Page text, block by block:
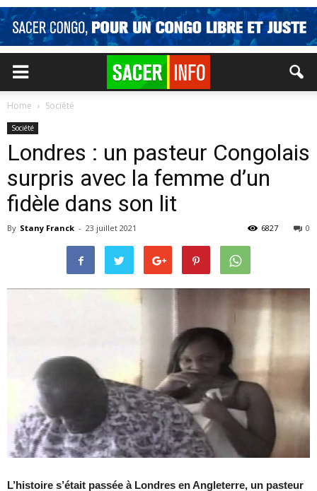
Home Société
Société
Londres : un pasteur Congolais
surpris avec la femme d’un
fidèle dans son lit
By Stany Franck - 23 juillet 2021 0
6827
L’histoire s’était passée à Londres en Angleterre, un pasteur